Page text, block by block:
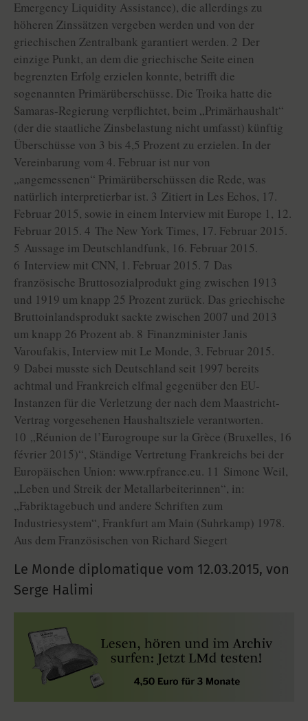
Emergency Liquidity Assistance), die allerdings zu
höheren Zinssätzen vergeben werden und von der
griechischen Zentralbank garantiert werden. 2 Der
einzige Punkt, an dem die griechische Seite einen
begrenzten Erfolg erzielen konnte, betrifft die
sogenannten Primärüberschüsse. Die Troika hatte die
Samaras-Regierung verpflichtet, beim „Primärhaushalt“
(der die staatliche Zinsbelastung nicht umfasst) künftig
Überschüsse von 3 bis 4,5 Prozent zu erzielen. In der
Vereinbarung vom 4. Februar ist nur von
„angemessenen“ Primärüberschüssen die Rede, was
natürlich interpretierbar ist. 3 Zitiert in Les Echos, 17.
Februar 2015, sowie in einem Interview mit Europe 1, 12.
Februar 2015. 4 The New York Times, 17. Februar 2015.
5 Aussage im Deutschlandfunk, 16. Februar 2015.
6 Interview mit CNN, 1. Februar 2015. 7 Das
französische Bruttosozialprodukt ging zwischen 1913
und 1919 um knapp 25 Prozent zurück. Das griechische
Bruttoinlandsprodukt sackte zwischen 2007 und 2013
um knapp 26 Prozent ab. 8 Finanzminister Janis
Varoufakis, Interview mit Le Monde, 3. Februar 2015.
9 Dabei musste sich Deutschland seit 1997 bereits
achtmal und Frankreich elfmal gegenüber den EU-
Instanzen für die Verletzung der nach dem Maastricht-
Vertrag vorgesehenen Haushaltsziele verantworten.
10 „Réunion de l’Eurogroupe sur la Grèce (Bruxelles, 16
février 2015)“, Ständige Vertretung Frankreichs bei der
Europäischen Union: www.rpfrance.eu. 11 Simone Weil,
„Leben und Streik der Metallarbeiterinnen“, in:
„Fabriktagebuch und andere Schriften zum
Industriesystem“, Frankfurt am Main (Suhrkamp) 1978.
Aus dem Französischen von Richard Siegert
Le Monde diplomatique vom 12.03.2015, von
Serge Halimi